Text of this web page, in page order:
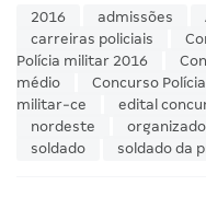
2016 admissões
carreiras policiais
Polícia militar 2016
médio
Concurso
militar-ce
edital
nordeste
soldado
soldado da